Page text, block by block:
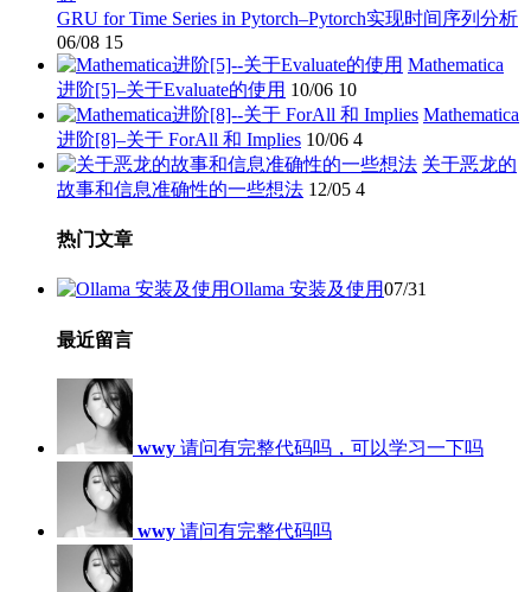
GRU for Time Series in Pytorch–Pytorch实现时间序列分析
06/08 15
Mathematica
进阶[5]–关于Evaluate的使用 10/06 10
Mathematica
进阶[8]–关于 ForAll 和 Implies 10/06 4
关于恶龙的
故事和信息准确性的一些想法 12/05 4
热门文章
Ollama 安装及使用07/31
最近留言
wwy 请问有完整代码吗，可以学习一下吗
wwy 请问有完整代码吗